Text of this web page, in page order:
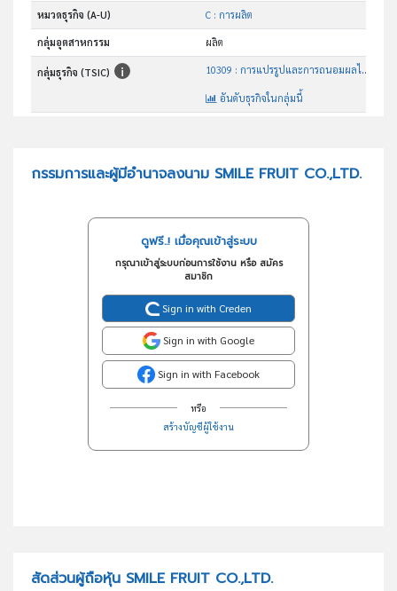
หมวดธุรกิจ (A-U) C : การผลิต
กลุ่มอุตสาหกรรม ผลิต
กลุ่มธุรกิจ (TSIC) 10309 : การแปรรูปและการถนอมผลไม้และผักด้วยวิธีอื่นๆซึ่งมิได้ จัดประเภทไว้ในที่อื่น
อันดับธุรกิจในกลุ่มนี้
กรรมการและผู้มีอำนาจลงนาม SMILE FRUIT CO.,LTD.
ดูฟรี..! เมื่อคุณเข้าสู่ระบบ
กรุณาเข้าสู่ระบบก่อนการใช้งาน หรือ สมัคร
สมาชิก
Sign in with Creden
Sign in with Google
Sign in with Facebook
หรือ
สร้างบัญชีผู้ใช้งาน
สัดส่วนผู้ถือหุ้น SMILE FRUIT CO.,LTD.